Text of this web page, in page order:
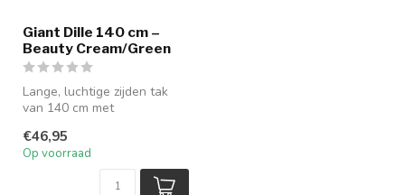
Giant Dille 140 cm –
Beauty Cream/Green
Lange, luchtige zijden tak
van 140 cm met
groen. Perfe...
€46,95
Op voorraad